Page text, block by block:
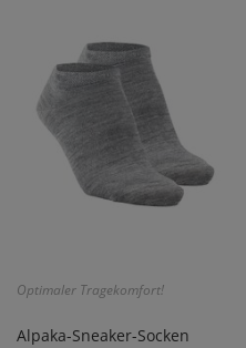
Optimaler Tragekomfort!
Alpaka-Sneaker-Socken